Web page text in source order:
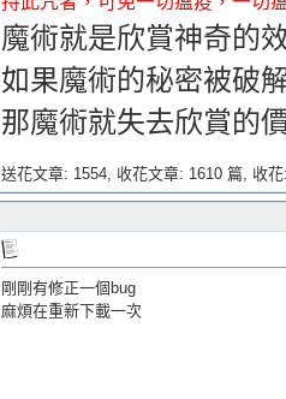
魔術就是欣賞神奇的
如果魔術的秘密被破
那魔術就失去欣賞的
送花文章: 1554, 收花文章: 1610 篇, 收
剛剛有修正一個bug
麻煩在重新下載一次